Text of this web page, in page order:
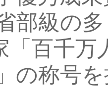
部級の
「百千
の称号